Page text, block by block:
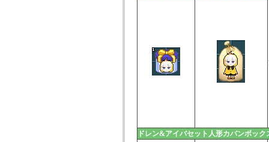
ドレン&アイバセット人形カバンボック